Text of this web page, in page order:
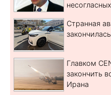
несогласных
Странная
Главком
закончить
Ирана